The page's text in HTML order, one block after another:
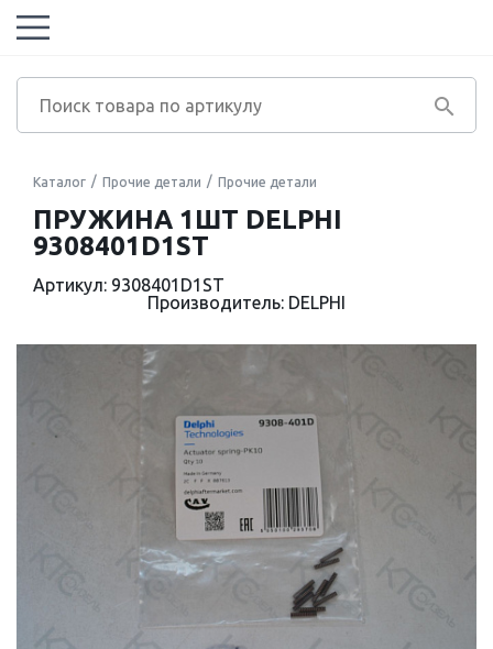
Каталог Прочие детали Прочие детали
ПРУЖИНА 1ШТ DELPHI
9308401D1ST
Артикул: 9308401D1ST
Производитель: DELPHI